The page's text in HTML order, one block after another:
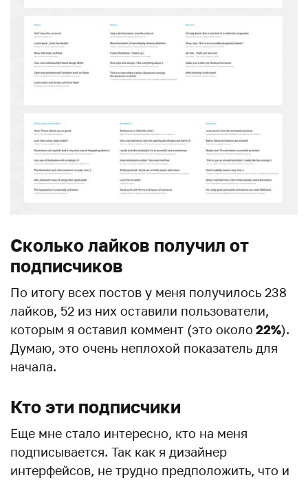
Сколько лайков получил от
подписчиков
По итогу всех постов у меня получилось 238
лайков, 52 из них оставили пользователи,
которым я оставил коммент (это около 22%).
Думаю, это очень неплохой показатель для
начала.
Кто эти подписчики
Еще мне стало интересно, кто на меня
подписывается. Так как я дизайнер
интерфейсов, не трудно предположить, что и